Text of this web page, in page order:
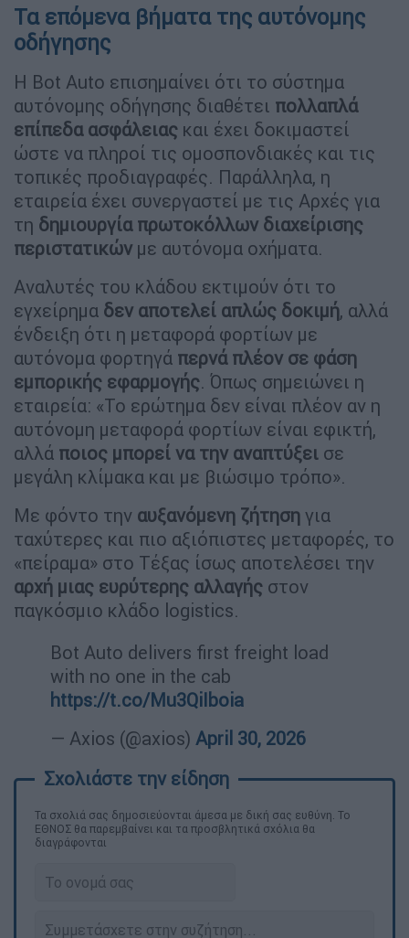
Τα επόμενα βήματα της αυτόνομης
οδήγησης
Η Bot Auto επισημαίνει ότι το σύστημα
αυτόνομης οδήγησης διαθέτει πολλαπλά
επίπεδα ασφάλειας και έχει δοκιμαστεί
ώστε να πληροί τις ομοσπονδιακές και τις
τοπικές προδιαγραφές. Παράλληλα, η
εταιρεία έχει συνεργαστεί με τις Αρχές για
τη δημιουργία πρωτοκόλλων διαχείρισης
περιστατικών με αυτόνομα οχήματα.
Αναλυτές του κλάδου εκτιμούν ότι το
εγχείρημα δεν αποτελεί απλώς δοκιμή, αλλά
ένδειξη ότι η μεταφορά φορτίων με
αυτόνομα φορτηγά περνά πλέον σε φάση
εμπορικής εφαρμογής. Όπως σημειώνει η
εταιρεία: «Το ερώτημα δεν είναι πλέον αν η
αυτόνομη μεταφορά φορτίων είναι εφικτή,
αλλά ποιος μπορεί να την αναπτύξει σε
μεγάλη κλίμακα και με βιώσιμο τρόπο».
Με φόντο την αυξανόμενη ζήτηση για
ταχύτερες και πιο αξιόπιστες μεταφορές, το
«πείραμα» στο Τέξας ίσως αποτελέσει την
αρχή μιας ευρύτερης αλλαγής στον
παγκόσμιο κλάδο logistics.
Bot Auto delivers first freight load
with no one in the cab
https://t.co/Mu3QiIboia
— Axios (@axios) April 30, 2026
Τα σχολιά σας δημοσιεύονται άμεσα με δική σας ευθύνη. Το
ΕΘΝΟΣ θα παρεμβαίνει και τα προσβλητικά σχόλια θα
διαγράφονται